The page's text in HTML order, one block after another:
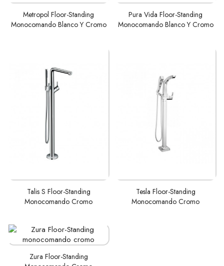
AÑADIR AL
CARRITO
Metropol Floor-Standing
Monocomando Blanco Y Cromo
AÑADIR AL
CARRITO
Pura Vida Floor-Standing
Monocomando Blanco Y Cromo
AÑADIR AL
CARRITO
Talis S Floor-Standing
Monocomando Cromo
AÑADIR AL
CARRITO
Tesla Floor-Standing
Monocomando Cromo
AÑADIR AL
CARRITO
Zura Floor-Standing